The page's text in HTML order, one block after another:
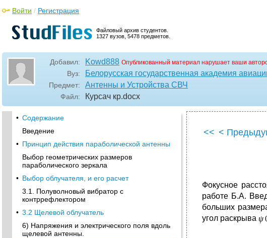
Файловый архив студентов.
1327 вузов, 5478 предметов.
Войти / Регистрация
Добавил: Kowd888 Опубликованный материал нарушает ваши
Вуз: Белорусская государственная академия
Предмет: Антенны и Устройства СВЧ
Файл: Курсач кр.docx
• Содержание
Введение
• Принцип действия параболической антенны
Выбор геометрических размеров
параболического зеркала
• Выбор облучателя, и его расчет
3.1. Полуволновый вибратор с
контррефлектором
• 3.2 Щелевой облучатель
6) Напряжения и электрического поля вдоль
щелевой антенны.
<< <
Фокусное
работе Б.А.
больших
угол раскрыва